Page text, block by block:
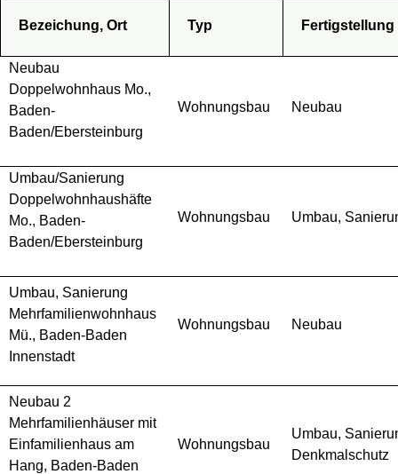
Bezeichung, Ort Typ Fertigstellung
Neubau
Doppelwohnhaus Mo.,
Baden-
Baden/Ebersteinburg
Wohnungsbau Neubau
Umbau/Sanierung
Doppelwohnhaushäfte
Mo., Baden-
Baden/Ebersteinburg
Wohnungsbau Umbau,
Umbau, Sanierung
Mehrfamilienwohnhaus
Mü., Baden-Baden
Innenstadt
Wohnungsbau Neubau
Neubau 2
Mehrfamilienhäuser mit
Einfamilienhaus am
Hang, Baden-Baden
Wohnungsbau
Umbau,
Denkmalschutz